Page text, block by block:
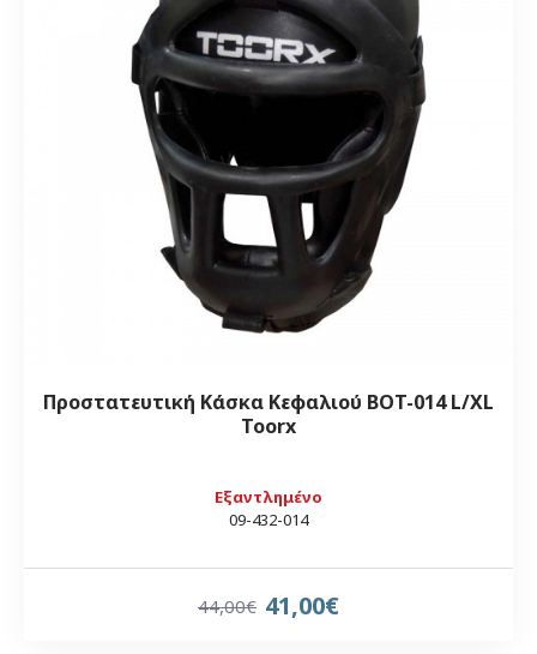
Εξαντλημένο
09-432-014
Προστατευτική Κάσκα Κεφαλιού BOT-014 L/XL
Toorx
41,00€
44,00€